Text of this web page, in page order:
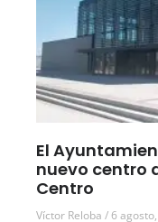
El
nuevo centro
Centro
Víctor Reloba 6